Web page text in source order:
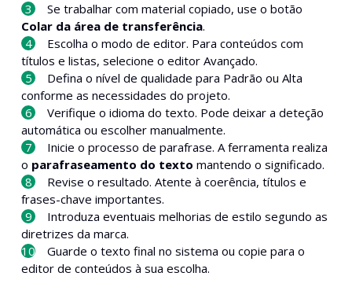
Se trabalhar com material copiado, use o botão
Colar da área de transferência.
Escolha o modo de editor. Para conteúdos com
títulos e listas, selecione o editor Avançado.
Defina o nível de qualidade para Padrão ou Alta
conforme as necessidades do projeto.
Verifique o idioma do texto. Pode deixar a deteção
automática ou escolher manualmente.
Inicie o processo de parafrase. A ferramenta realiza
o parafraseamento do texto mantendo o significado.
Revise o resultado. Atente à coerência, títulos e
frases-chave importantes.
Introduza eventuais melhorias de estilo segundo as
diretrizes da marca.
Guarde o texto final no sistema ou copie para o
editor de conteúdos à sua escolha.